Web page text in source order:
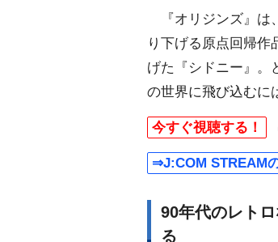
『オリジンズ』は
り下げる原点回帰作
げた『シドニー』。
の世界に飛び込むに
今すぐ視聴する！
⇒J:COM STREAM
90年代のレト
る